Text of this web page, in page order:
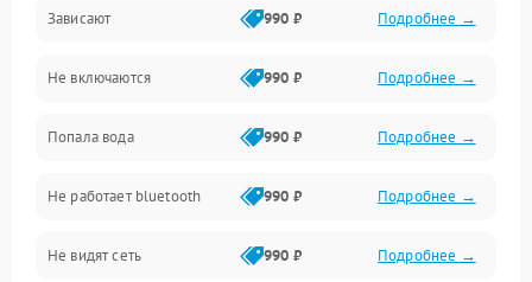
Датчики
Связь
Дисплей
Разговор (микрофон, динамик)
Зависают 990 ₽ Подробнее →
Не включаются 990 ₽ Подробнее →
Попала вода 990 ₽ Подробнее →
Не работает bluetooth 990 ₽ Подробнее →
Не видят сеть 990 ₽ Подробнее →